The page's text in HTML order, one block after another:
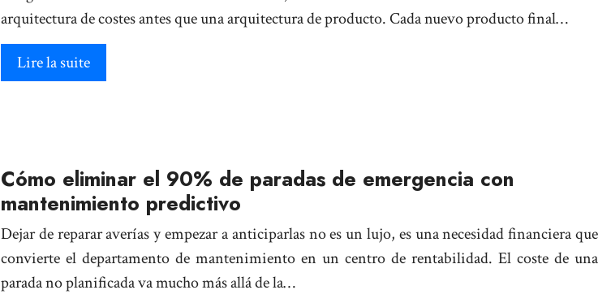
arquitectura de costes antes que una arquitectura de producto. Cada nuevo producto final…
Lire la suite
Cómo eliminar el 90% de paradas de emergencia con
mantenimiento predictivo
Dejar de reparar averías y empezar a anticiparlas no es un lujo, es una necesidad financiera que
convierte el departamento de mantenimiento en un centro de rentabilidad. El coste de una
parada no planificada va mucho más allá de la…